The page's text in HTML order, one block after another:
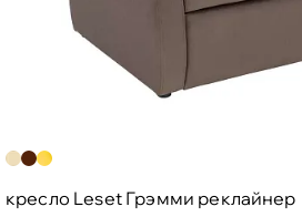
кресло Leset Грэмми реклайнер